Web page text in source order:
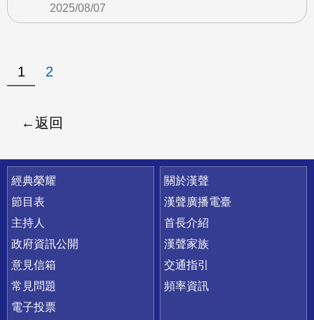
2025/08/07
1 2
返回
快速連結
經典榮耀
節目表
主持人
政府資訊公開
意見信箱
常見問題
電子投票
關於漢聲
漢聲廣播電臺
首長介紹
漢聲家族
交通指引
頻率資訊